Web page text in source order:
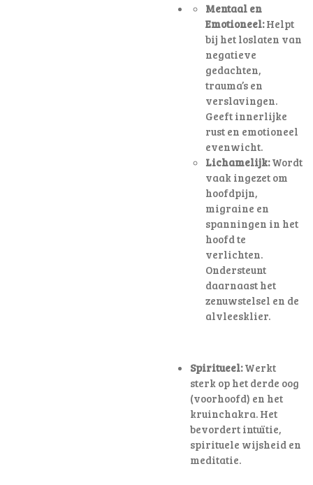
Mentaal en
Emotioneel:Helpt
bij het loslaten van
negatieve
gedachten,
trauma’s en
verslavingen.
Geeft innerlijke
rust en emotioneel
evenwicht.
Lichamelijk:Wordt
vaak ingezet om
hoofdpijn,
migraine en
spanningen in het
hoofd te
verlichten.
Ondersteunt
daarnaast het
zenuwstelsel en de
alvleesklier.
Spiritueel:Werkt
sterk op het derde oog
(voorhoofd) en het
kruinchakra. Het
bevordert intuïtie,
spirituele wijsheid en
meditatie.